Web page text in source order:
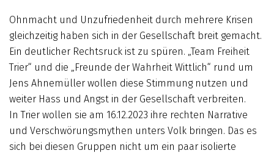
Ohnmacht und Unzufriedenheit durch mehrere Krisen
gleichzeitig haben sich in der Gesellschaft breit gemacht.
Ein deutlicher Rechtsruck ist zu spüren. „Team Freiheit
Trier“ und die „Freunde der Wahrheit Wittlich“ rund um
Jens Ahnemüller wollen diese Stimmung nutzen und
weiter Hass und Angst in der Gesellschaft verbreiten.
In Trier wollen sie am 16.12.2023 ihre rechten Narrative
und Verschwörungsmythen unters Volk bringen. Das es
sich bei diesen Gruppen nicht um ein paar isolierte